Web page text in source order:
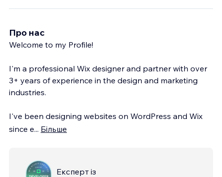
Про нас
Welcome to my Profile!
​I'm a professional Wix designer and partner with over
3+ years of experience in the design and marketing
industries.
I've been designing websites on WordPress and Wix
since e... Більше
Експерт із